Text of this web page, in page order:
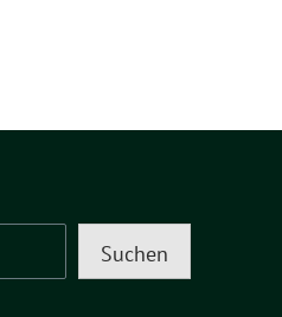
Suchen